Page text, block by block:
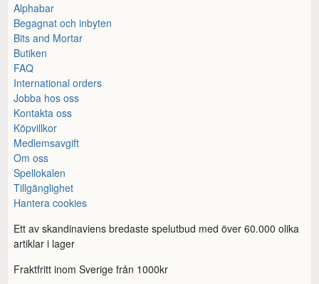
Alphabar
Begagnat och inbyten
Bits and Mortar
Butiken
FAQ
International orders
Jobba hos oss
Kontakta oss
Köpvillkor
Medlemsavgift
Om oss
Spellokalen
Tillgänglighet
Hantera cookies
Ett av skandinaviens bredaste spelutbud med över 60.000 olika
artiklar i lager
Fraktfritt inom Sverige från 1000kr